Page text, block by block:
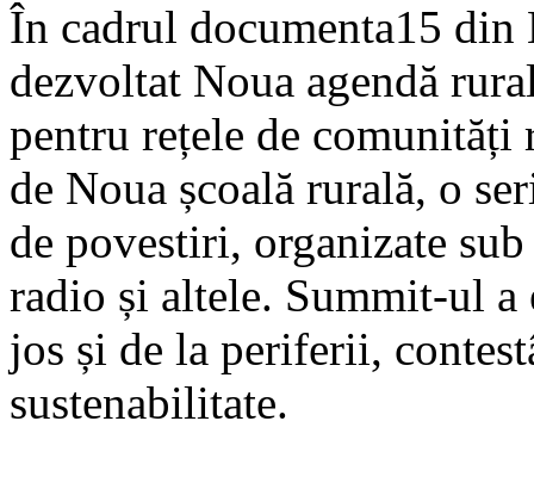
În cadrul documenta15 din
dezvoltat Noua agendă
pentru rețele de
de Noua școală rurală, o
de povestiri, organizate
radio și altele. Summit-ul a
jos și de la periferii,
sustenabilitate.